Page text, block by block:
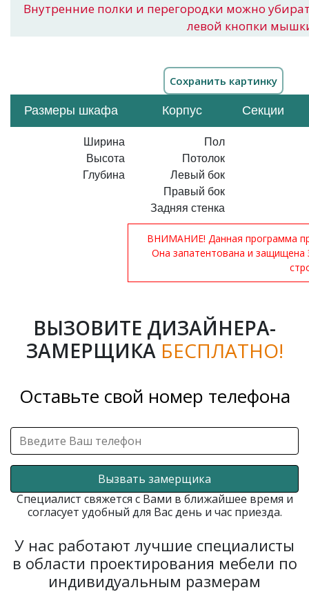
Внутренние полки и перегородки можно
левой кнопки
Размеры шкафа Корпус Секции
Ширина
Высота
Глубина
Пол
Потолок
Левый бок
Правый бок
Задняя стенка
ВНИМАНИЕ! Данная программа
Она запатентована и
ВЫЗОВИТЕ ДИЗАЙНЕРА-
ЗАМЕРЩИКА БЕСПЛАТНО!
Оставьте свой номер телефона
Вызвать замерщика
Специалист свяжется с Вами в ближайшее время и
согласует удобный для Вас день и час приезда.
У нас работают лучшие специалисты
в области проектирования мебели по
индивидуальным размерам